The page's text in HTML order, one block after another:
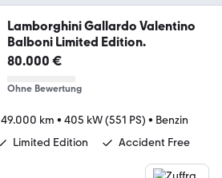
Lamborghini Gallardo Valentino
Balboni Limited Edition.
80.000 €
Ohne Bewertung
49.000 km • 405 kW (551 PS) • Benzin
Limited Edition Accident Free